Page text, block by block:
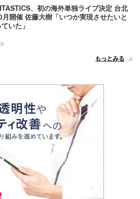
、初の海外単独ライブ決定 台北
月開催 佐藤大樹「いつか実現させたいと
いた」
もっとみる